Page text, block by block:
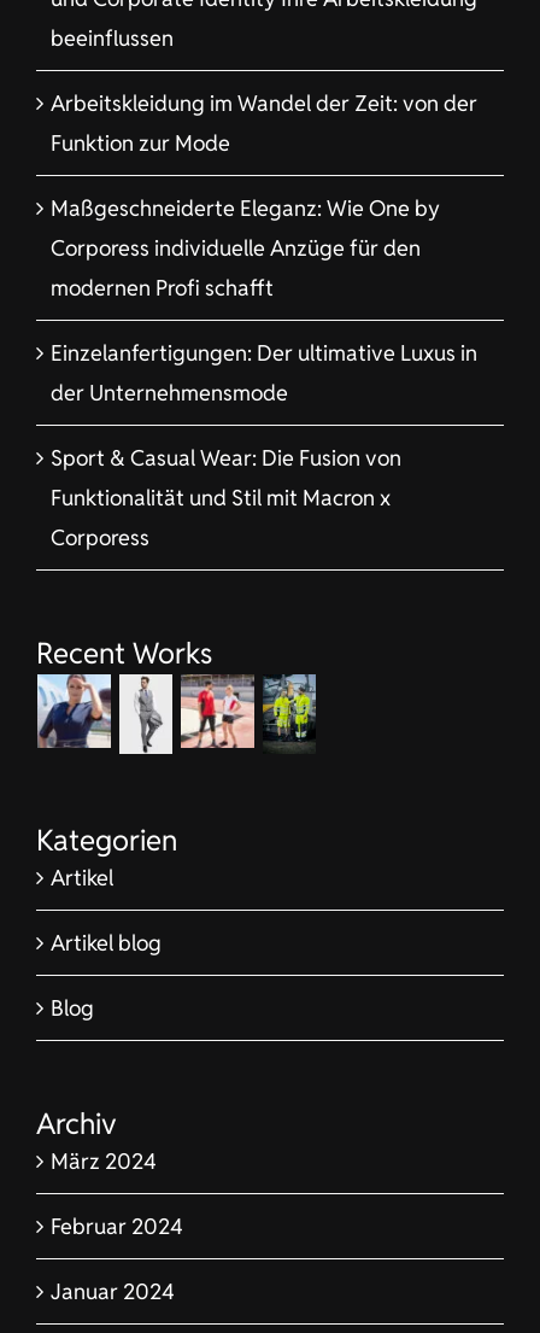
beeinflussen
Arbeitskleidung im Wandel der Zeit: von der
Funktion zur Mode
Maßgeschneiderte Eleganz: Wie One by
Corporess individuelle Anzüge für den
modernen Profi schafft
Einzelanfertigungen: Der ultimative Luxus in
der Unternehmensmode
Sport & Casual Wear: Die Fusion von
Funktionalität und Stil mit Macron x
Corporess
Recent Works
Kategorien
Artikel
Artikel blog
Blog
Archiv
März 2024
Februar 2024
Januar 2024